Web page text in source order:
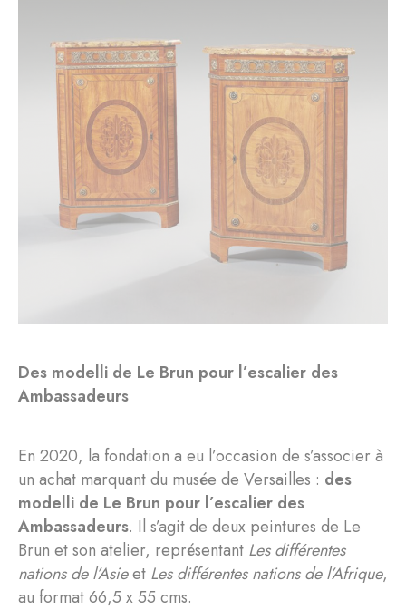
Des modelli de Le Brun pour l’escalier des
Ambassadeurs
En 2020, la fondation a eu l’occasion de s’associer à
un achat marquant du musée de Versailles : des
modelli de Le Brun pour l’escalier des
Ambassadeurs. Il s’agit de deux peintures de Le
Brun et son atelier, représentant Les différentes
nations de l’Asieet Les différentes nations de l’Afrique,
au format 66,5 x 55 cms.